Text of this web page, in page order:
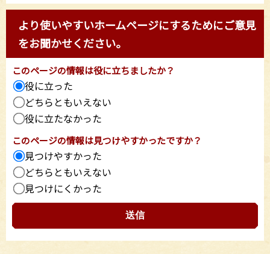
より使いやすいホームページにするためにご意見
をお聞かせください。
このページの情報は役に立ちましたか？
役に立った
どちらともいえない
役に立たなかった
このページの情報は見つけやすかったですか？
見つけやすかった
どちらともいえない
見つけにくかった